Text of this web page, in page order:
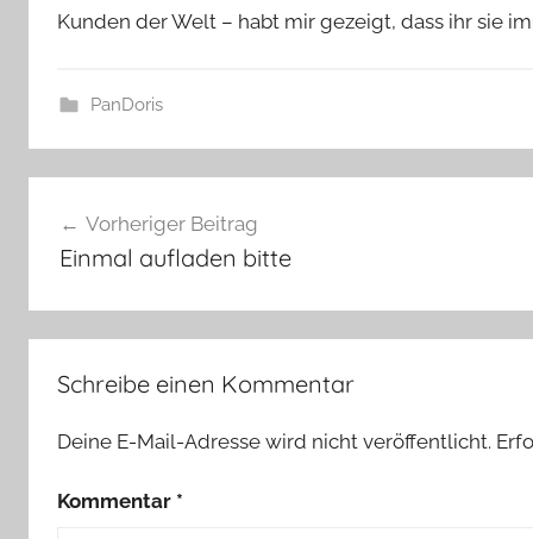
l
w
e
Kunden der Welt – habt mir gezeigt, dass ihr sie
PanDoris
m
b
,
a
D
Vorheriger Beitrag
Einmal aufladen bitte
Schreibe einen Kommentar
Deine E-Mail-Adresse wird nicht veröffentlicht.
Kommentar *